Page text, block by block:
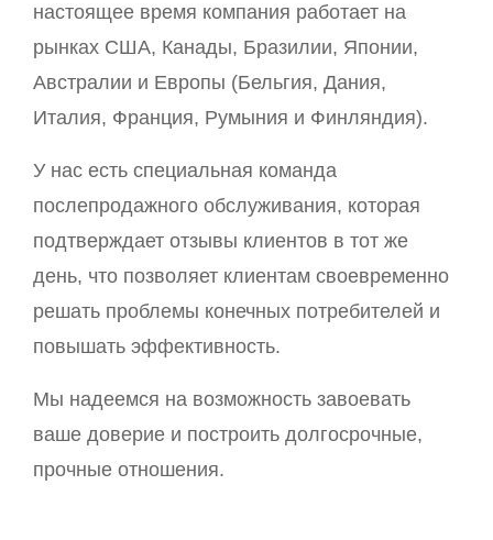
настоящее время компания работает на
рынках США, Канады, Бразилии, Японии,
Австралии и Европы (Бельгия, Дания,
Италия, Франция, Румыния и Финляндия).
У нас есть специальная команда
послепродажного обслуживания, которая
подтверждает отзывы клиентов в тот же
день, что позволяет клиентам своевременно
решать проблемы конечных потребителей и
повышать эффективность.
Мы надеемся на возможность завоевать
ваше доверие и построить долгосрочные,
прочные отношения.